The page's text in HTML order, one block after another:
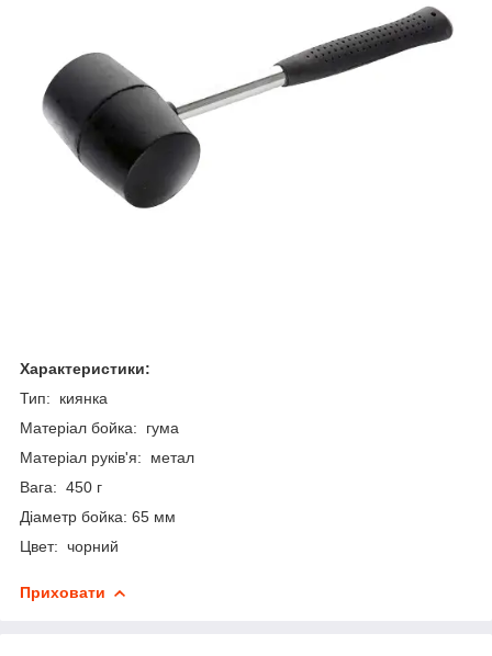
Характеристики:
Тип: киянка
Матеріал бойка: гума
Матеріал руків'я: метал
Вага: 450 г
Діаметр бойка: 65 мм
Цвет: чорний
Приховати